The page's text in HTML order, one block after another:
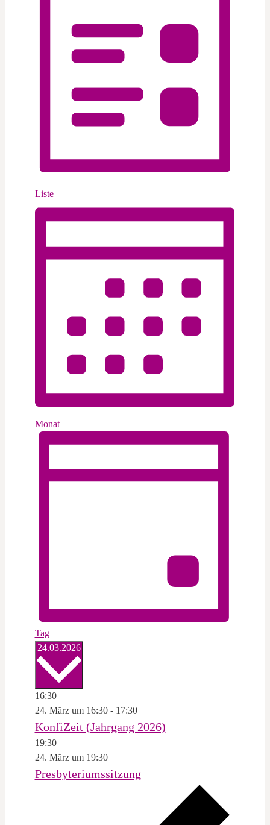
Liste
Monat
Tag
24.03.2026
16:30
24. März um 16:30- 17:30
KonfiZeit (Jahrgang 2026)
19:30
24. März um 19:30
Presbyteriumssitzung